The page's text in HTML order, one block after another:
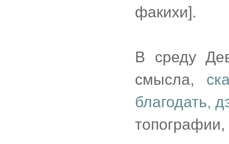
факихи].
В среду
смысла,
благодать,